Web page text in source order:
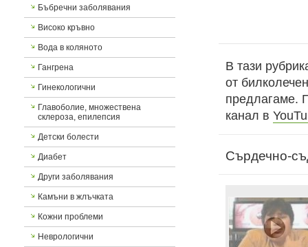
Бъбречни заболявания
Високо кръвно
Вода в коляното
Гангрена
Гинекологични
Главоболие, множествена
склероза, епилепсия
Детски болести
Диабет
Други заболявания
Камъни в жлъчката
Кожни проблеми
Неврологични
В тази
от
предлагаме.
канал в
Сърдечно-